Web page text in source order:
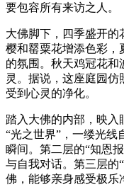
要包容所有来访之人。
大佛脚下，四季盛开
樱和罂粟花增添色彩，
的氛围。秋天鸡冠花
灵。据说，这座庭园
受到心灵的净化。
踏入大佛的内部，映入
“光之世界”，一缕光线
瞬间。第二层的“知恩
与自我对话。第三层的
佛，能够亲身感受极乐